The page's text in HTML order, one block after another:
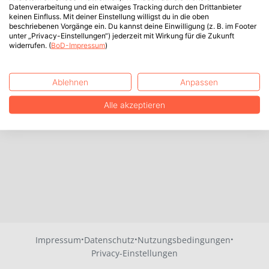
Impressum·Datenschutz·Nutzungsbedingungen·
Privacy-Einstellungen
Datenverarbeitung und ein etwaiges Tracking durch den Drittanbieter
keinen Einfluss. Mit deiner Einstellung willigst du in die oben
beschriebenen Vorgänge ein. Du kannst deine Einwilligung (z. B. im Footer
unter „Privacy-Einstellungen“) jederzeit mit Wirkung für die Zukunft
widerrufen. (BoD-Impressum)
Ablehnen Anpassen
Alle akzeptieren